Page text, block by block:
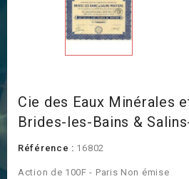
Cie des Eaux Minérales
Brides-les-Bains &
Référence : 16802
Action de 100F - Paris Non émise